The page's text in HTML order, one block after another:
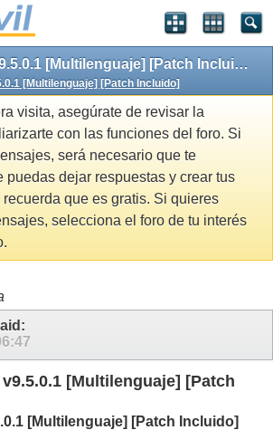
QuarkXPress v9.5.0.1 [Multilenguaje] [Patch Incluido]
[Multilenguaje] [Patch Incluido]
visita, asegúrate de revisar la
con las funciones del foro. Si
será necesario que te
puedas dejar respuestas y crear tus
que es gratis. Si quieres
selecciona el foro de tu interés
[Multilenguaje] [Patch
[Multilenguaje] [Patch Incluido]